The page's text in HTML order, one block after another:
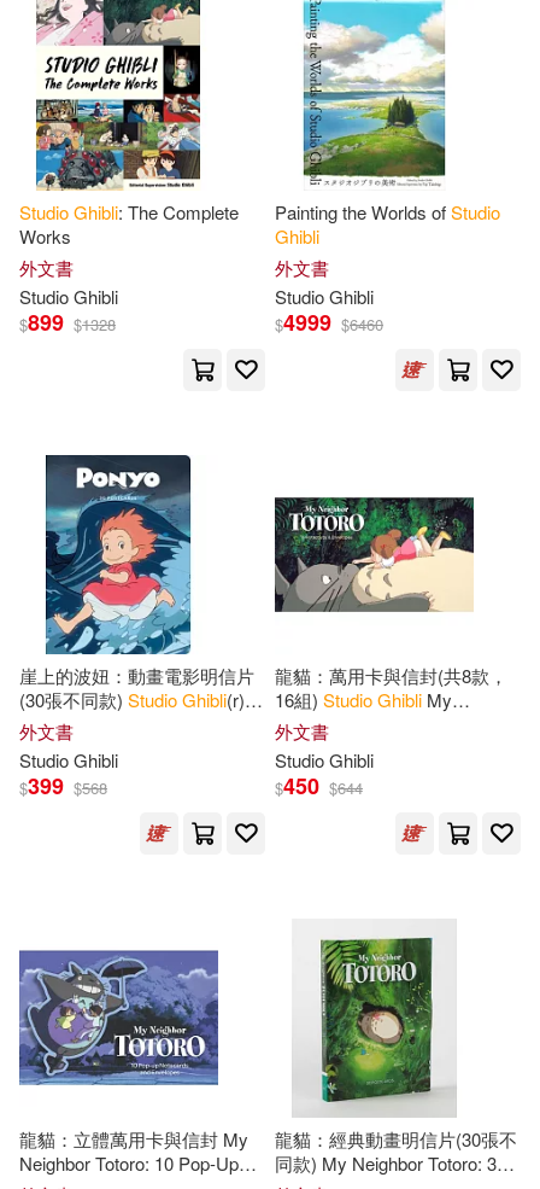
宮崎駿STUDIO GHIBLI(1)
一個月內上市新品(5)
本週上市新品(3)
電子書 (可複選)
適合手機平板閱讀(1)
現在可購買商品(68)
作者/演唱/譯/編/繪(60)
價格
範圍
StudioGhibli: The Complete
Works
外文書
StudioGhibli
$899 $1328
Painting the Worlds ofStudio
Ghibli
外文書
StudioGhibli
$4999 $6460
崖上的波妞：動畫電影明信片
(30張不同款) StudioGhibli(r)
Ponyo: 30 Postcards
外文書
StudioGhibli
$399 $568
龍貓：萬用卡與信封(共8款，
16組) StudioGhibli My
Neighbor Totoro Notecards
外文書
StudioGhibli
$450 $644
龍貓：立體萬用卡與信封 My
Neighbor Totoro: 10 Pop-Up
龍貓：經典動畫明信片(30張不
同款) My Neighbor Totoro: 30